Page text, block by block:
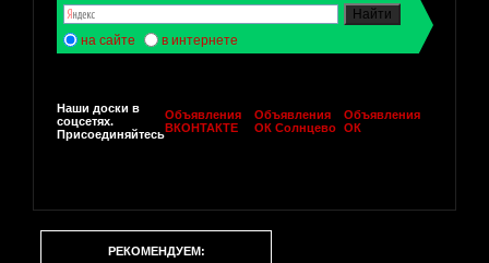
на сайте в интернете
Наши доски в
соцсетях.
Присоединяйтесь
Объявления
ВКОНТАКТЕ
Объявления
ОК Солнцево
Объявления
ОК
РЕКОМЕНДУЕМ: